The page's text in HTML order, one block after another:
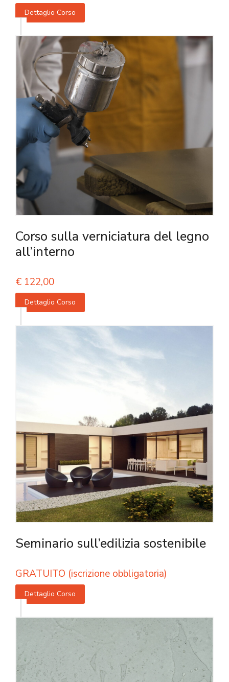
Dettaglio Corso
Corso sulla verniciatura del legno
all’interno
€ 122,00
Dettaglio Corso
Seminario sull’edilizia sostenibile
GRATUITO (iscrizione obbligatoria)
Dettaglio Corso